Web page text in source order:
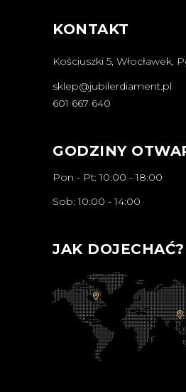
KONTAKT
Kościuszki 5, Włocławek,
sklep@jubilerdiament.pl
601 667 640
GODZINY
Pon - Pt: 10:00 - 18:00
Sob: 10:00 - 14:00
JAK DOJECHAĆ?